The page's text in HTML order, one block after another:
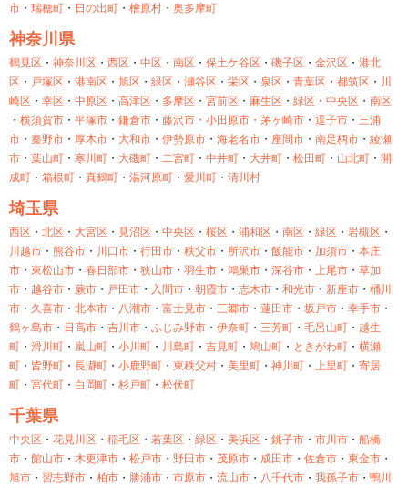
市 ・ 瑞穂町 ・ 日の出町 ・ 檜原村 ・ 奥多摩町
神奈川県
鶴見区 ・ 神奈川区 ・ 西区 ・ 中区 ・ 南区 ・ 保土ケ谷区 ・ 磯子区 ・ 金沢区 ・ 港北
区 ・ 戸塚区 ・ 港南区 ・ 旭区 ・ 緑区 ・ 瀬谷区 ・ 栄区 ・ 泉区 ・ 青葉区 ・ 都筑区 ・ 川
崎区 ・ 幸区 ・ 中原区 ・ 高津区 ・ 多摩区 ・ 宮前区 ・ 麻生区 ・ 緑区 ・ 中央区 ・ 南区
・ 横須賀市 ・ 平塚市 ・ 鎌倉市 ・ 藤沢市・ 小田原市・ 茅ヶ崎市 ・ 逗子市 ・ 三浦
市 ・ 秦野市 ・ 厚木市 ・ 大和市 ・ 伊勢原市 ・ 海老名市 ・ 座間市 ・ 南足柄市 ・ 綾瀬
市 ・ 葉山町 ・ 寒川町 ・ 大磯町 ・ 二宮町 ・ 中井町 ・ 大井町 ・ 松田町 ・ 山北町 ・ 開
成町 ・ 箱根町 ・ 真鶴町 ・ 湯河原町 ・ 愛川町 ・ 清川村
埼玉県
西区 ・ 北区 ・ 大宮区 ・ 見沼区 ・ 中央区 ・ 桜区 ・ 浦和区 ・ 南区 ・ 緑区 ・ 岩槻区 ・
川越市 ・ 熊谷市 ・ 川口市 ・ 行田市 ・ 秩父市 ・ 所沢市 ・ 飯能市 ・ 加須市 ・ 本庄
市 ・ 東松山市 ・ 春日部市 ・ 狭山市 ・ 羽生市 ・ 鴻巣市 ・ 深谷市 ・ 上尾市 ・ 草加
市 ・ 越谷市 ・ 蕨市 ・ 戸田市 ・ 入間市 ・ 朝霞市 ・ 志木市 ・ 和光市 ・ 新座市 ・ 桶川
市 ・ 久喜市 ・ 北本市 ・ 八潮市 ・ 富士見市 ・ 三郷市 ・ 蓮田市 ・ 坂戸市 ・ 幸手市 ・
鶴ヶ島市 ・ 日高市 ・ 吉川市 ・ ふじみ野市 ・ 伊奈町 ・ 三芳町 ・ 毛呂山町 ・ 越生
町 ・ 滑川町 ・ 嵐山町 ・ 小川町 ・ 川島町 ・ 吉見町 ・ 鳩山町 ・ ときがわ町 ・ 横瀬
町 ・ 皆野町 ・ 長瀞町 ・ 小鹿野町 ・ 東秩父村 ・ 美里町 ・ 神川町 ・ 上里町 ・ 寄居
町 ・ 宮代町 ・ 白岡町 ・ 杉戸町 ・ 松伏町
千葉県
中央区 ・ 花見川区 ・ 稲毛区 ・ 若葉区 ・ 緑区 ・ 美浜区 ・ 銚子市 ・ 市川市 ・ 船橋
市 ・ 館山市 ・ 木更津市 ・ 松戸市 ・ 野田市 ・ 茂原市 ・ 成田市 ・ 佐倉市 ・ 東金市 ・
旭市 ・ 習志野市 ・ 柏市 ・ 勝浦市 ・ 市原市 ・ 流山市 ・ 八千代市 ・ 我孫子市 ・ 鴨川